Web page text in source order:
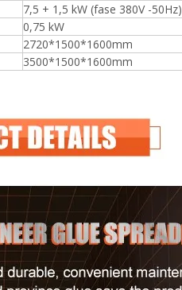
para fazer madeira
Máquina de mesa
elevatória
7,5 + 1,5 kW (fase 380V -50Hz)
0,75 kW
2720*1500*1600mm
3500*1500*1600mm